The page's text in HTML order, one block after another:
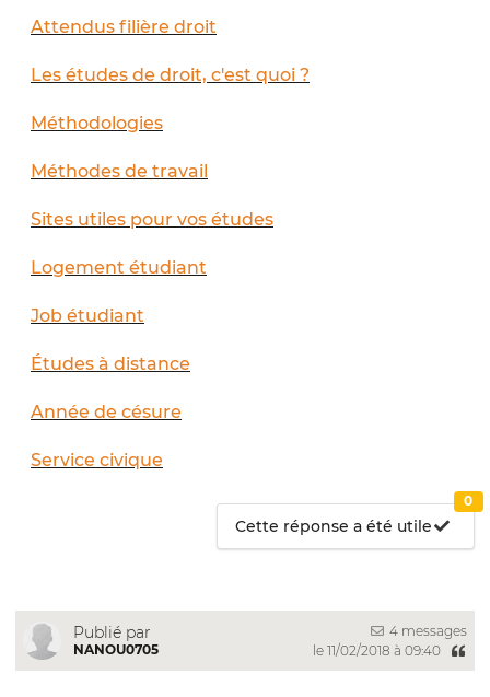
Attendus filière droit
Les études de droit, c'est quoi ?
Méthodologies
Méthodes de travail
Sites utiles pour vos études
Logement étudiant
Job étudiant
Études à distance
Année de césure
Service civique
Cette réponse a été utile
0
Publié par
NANOU0705
4 messages
le 11/02/2018 à 09:40